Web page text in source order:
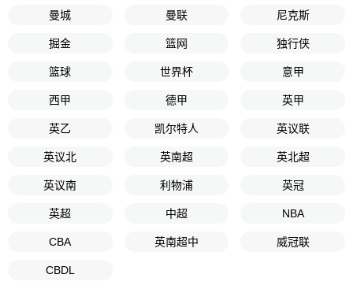
曼城 曼联 尼克斯
掘金 篮网 独行侠
篮球 世界杯 意甲
西甲 德甲 英甲
英乙 凯尔特人 英议联
英议北 英南超 英北超
英议南 利物浦 英冠
英超 中超 NBA
CBA 英南超中 威冠联
CBDL